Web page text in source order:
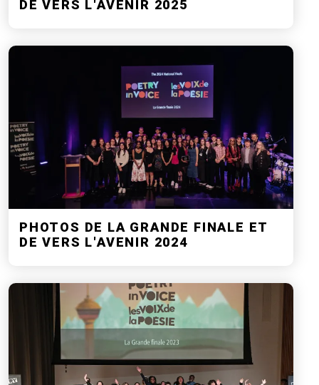
DE VERS L'AVENIR 2025
PHOTOS DE LA GRANDE FINALE ET
DE VERS L'AVENIR 2024